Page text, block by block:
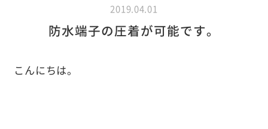
2019.04.01
防水端子の圧着が可能です。
こんにちは。